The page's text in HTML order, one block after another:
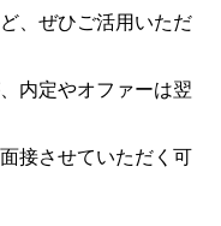
、ぜひご活用いただ
内定やオファーは翌
接させていただく可